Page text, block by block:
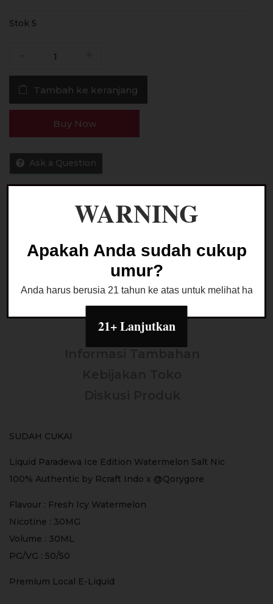
Stok 5
Paradewa
Ice
Edition
Watermelon
30ML
by
Rcraft
Tambah ke keranjang
Buy Now
Ask a Question
Deskripsi
SUDAH CUKAI
Liquid Paradewa Ice Edition Watermelon Salt Nic
100% Authentic by Rcraft Indo x @Qorygore
Flavour : Fresh Icy Watermelon
Nicotine : 30MG
Volume : 30ML
PG/VG : 50/50
Premium Local E-Liquid
WARNING
Apakah Anda sudah cukup
umur?
Anda harus berusia 21 tahun ke atas untuk melihat
21+ Lanjutkan